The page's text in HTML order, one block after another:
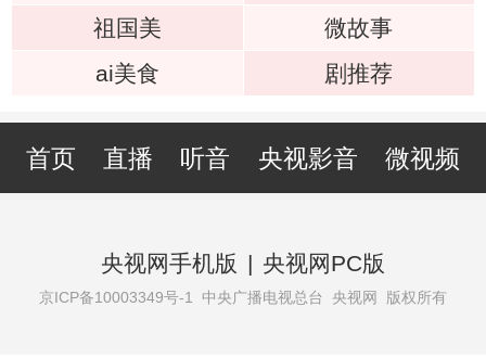
祖国美
微故事
ai美食
剧推荐
首页 直播 听音 央视影音 微视频
央视网手机版 | 央视网PC版
京ICP备10003349号-1 中央广播电视总台 央视网 版权所有